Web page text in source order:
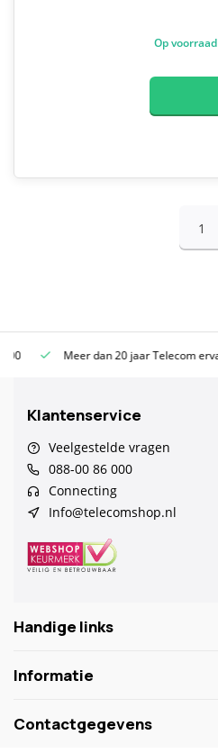
Op voorraad
1
Meer dan 20 jaar Telecom ervaring
Klantenservice
Veelgestelde vragen
088-00 86 000
Connecting
Info@telecomshop.nl
Handige links
Informatie
Contactgegevens